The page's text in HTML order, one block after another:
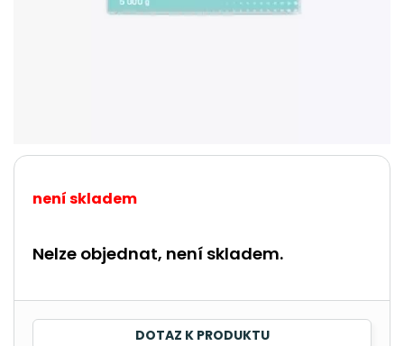
není skladem
Nelze objednat, není skladem.
DOTAZ K PRODUKTU